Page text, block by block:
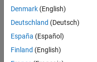
Denmark (English)
Deutschland (Deutsch)
España (Español)
Finland (English)
Centro di fiducia
Antipirateria
Stato
© 1994-2026 The